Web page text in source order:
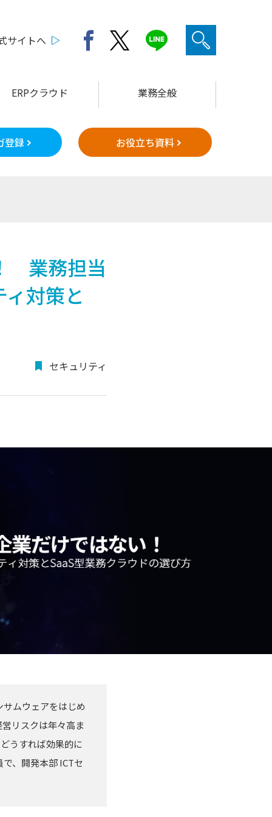
サイトへ
ERPクラウド 業務全般
登録 お役立ち資料
業務担当
対策と
セキュリティ
ムウェアをはじめ
リスクは年々高ま
うすれば効果的に
、開発本部 ICTセ